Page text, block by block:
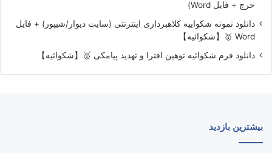
حرج + فایل Word)
دانلود نمونه شکواییه کلاهبرداری اینترنتی (سایت دیوار/شیپور) + فایل
Word 🥇【شکوائیه】
دانلود فرم شکوائیه توهین افترا و تهدید پیامکی 🥇【شکوائیه】
بیشترین بازدید